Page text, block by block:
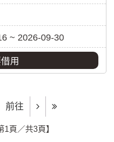
~ 2026-09-30
用
前往
1頁／共3頁】